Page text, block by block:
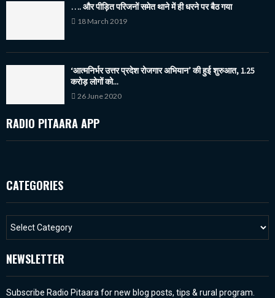
…. और पीड़ित परिजनों समेत थाने में ही धरने पर बैठ गया
18 March 2019
‘आत्मनिर्भर उत्तर प्रदेश रोजगार अभियान’ की हुई शुरुआत, 1.25
करोड़ लोगों को...
26 June 2020
RADIO PITAARA APP
CATEGORIES
NEWSLETTER
Subscribe Radio Pitaara for new blog posts, tips & rural program.